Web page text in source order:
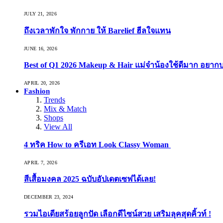
JULY 21, 2026
ถึงเวลาพักใจ พักกาย ให้ Barelief ฮีลใจแทน
JUNE 16, 2026
Best of Q1 2026 Makeup & Hair แม่จ๋าน้องใช้ดีมาก อยาก
APRIL 20, 2026
Fashion
Trends
Mix & Match
Shops
View All
4 ทริค How to ครีเอท Look Classy Woman
APRIL 7, 2026
สีเสื้อมงคล 2025 ฉบับอัปเดตเซฟได้เลย!
DECEMBER 23, 2024
รวมไอเดียสร้อยลูกปัด เลือกดีไซน์สวย เสริมลุคสุดคิ้วท์ !